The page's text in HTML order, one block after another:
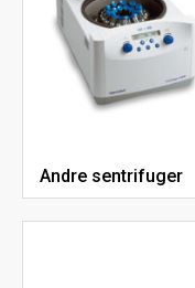
Andre sentrifuger